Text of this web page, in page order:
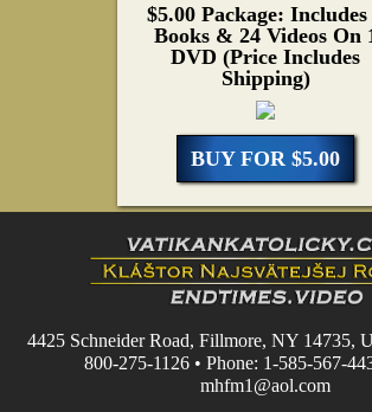
$5.00 Package: Includes
Books & 24 Videos On
DVD (Price Includes
Shipping)
BUY FOR $5.00
4425 Schneider Road, Fillmore, NY 14735,
800-275-1126 • Phone: 1-585-567-
mhfm1@aol.com